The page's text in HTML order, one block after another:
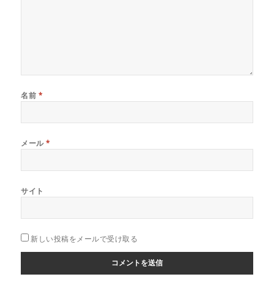
名前 *
メール*
サイト
新しい投稿をメールで受け取る